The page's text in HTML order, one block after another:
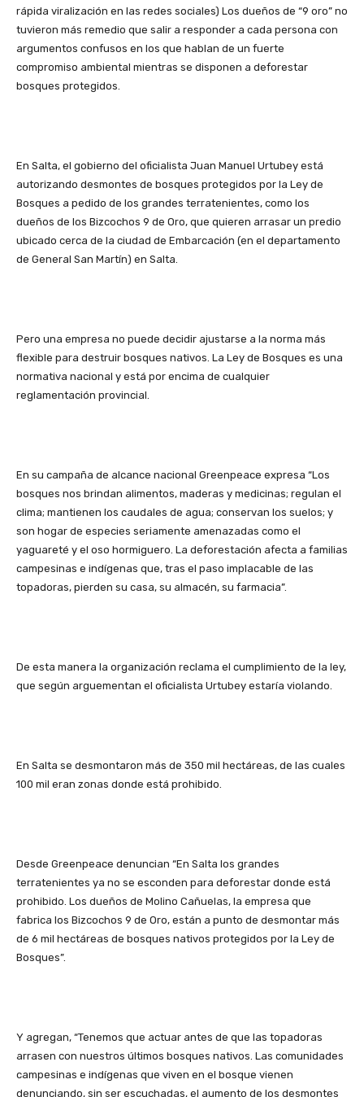
rápida viralización en las redes sociales) Los dueños de “9 oro” no
tuvieron más remedio que salir a responder a cada persona con
argumentos confusos en los que hablan de un fuerte
compromiso ambiental mientras se disponen a deforestar
bosques protegidos.
En Salta, el gobierno del oficialista Juan Manuel Urtubey está
autorizando desmontes de bosques protegidos por la Ley de
Bosques a pedido de los grandes terratenientes, como los
dueños de los Bizcochos 9 de Oro, que quieren arrasar un predio
ubicado cerca de la ciudad de Embarcación (en el departamento
de General San Martín) en Salta.
Pero una empresa no puede decidir ajustarse a la norma más
flexible para destruir bosques nativos. La Ley de Bosques es una
normativa nacional y está por encima de cualquier
reglamentación provincial.
En su campaña de alcance nacional Greenpeace expresa “Los
bosques nos brindan alimentos, maderas y medicinas; regulan el
clima; mantienen los caudales de agua; conservan los suelos; y
son hogar de especies seriamente amenazadas como el
yaguareté y el oso hormiguero. La deforestación afecta a familias
campesinas e indígenas que, tras el paso implacable de las
topadoras, pierden su casa, su almacén, su farmacia”.
De esta manera la organización reclama el cumplimiento de la ley,
que según arguementan el oficialista Urtubey estaría violando.
En Salta se desmontaron más de 350 mil hectáreas, de las cuales
100 mil eran zonas donde está prohibido.
Desde Greenpeace denuncian “En Salta los grandes
terratenientes ya no se esconden para deforestar donde está
prohibido. Los dueños de Molino Cañuelas, la empresa que
fabrica los Bizcochos 9 de Oro, están a punto de desmontar más
de 6 mil hectáreas de bosques nativos protegidos por la Ley de
Bosques”.
Y agregan, “Tenemos que actuar antes de que las topadoras
arrasen con nuestros últimos bosques nativos. Las comunidades
campesinas e indígenas que viven en el bosque vienen
denunciando, sin ser escuchadas, el aumento de los desmontes